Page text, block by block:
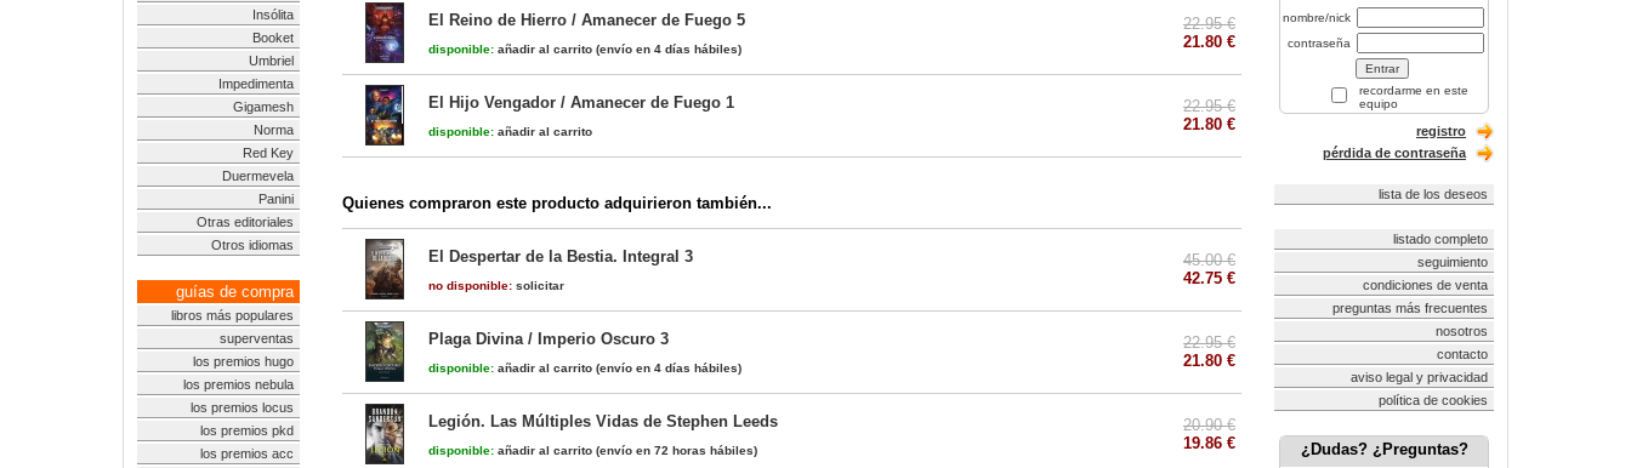
Insólita
Booket
Umbriel
Impedimenta
Gigamesh
Norma
Red Key
Duermevela
Panini
Otras editoriales
Otros idiomas
guías de compra
libros más populares
superventas
los premios hugo
los premios nebula
los premios locus
los premios pkd
los premios acc
El Reino de Hierro / Amanecer de Fuego 5
disponible: añadir al carrito (envío en 4 días hábiles)
22.95 €
21.80 €
El Hijo Vengador / Amanecer de Fuego 1
disponible: añadir al carrito
22.95 €
21.80 €
Quienes compraron este producto adquirieron también...
El Despertar de la Bestia. Integral 3
no disponible: solicitar
45.00 €
42.75 €
Plaga Divina / Imperio Oscuro 3
disponible: añadir al carrito (envío en 4 días hábiles)
22.95 €
21.80 €
Legión. Las Múltiples Vidas de Stephen Leeds
disponible: añadir al carrito (envío en 72 horas hábiles)
20.90 €
19.86 €
nombre/nick
contraseña
recordarme en este
equipo
registro
pérdida de contraseña
lista de los deseos
listado completo
seguimiento
condiciones de venta
preguntas más frecuentes
nosotros
contacto
aviso legal y privacidad
política de cookies
¿Dudas? ¿Preguntas?